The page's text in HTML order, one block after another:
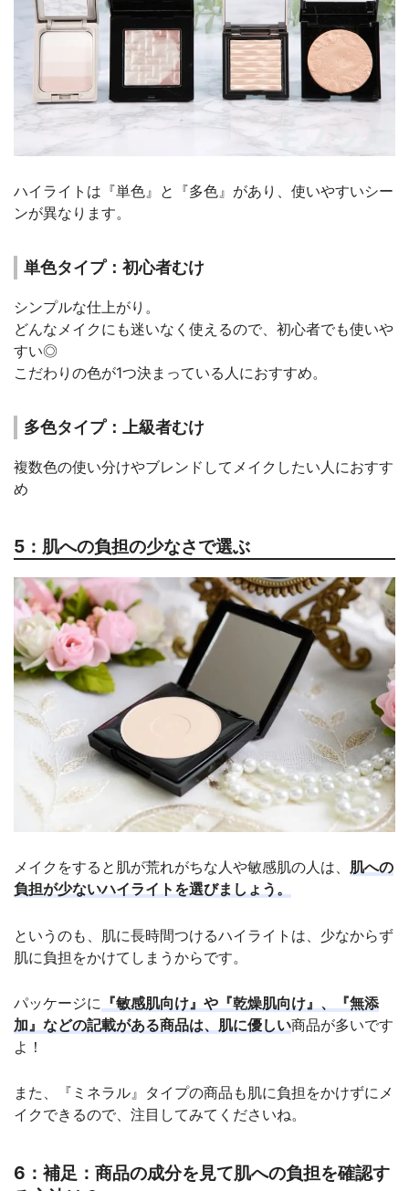
ハイライトは『単色』と『多色』があり、使いやすいシー
ンが異なります。
単色タイプ：初心者むけ
シンプルな仕上がり。
どんなメイクにも迷いなく使えるので、初心者でも使いや
すい◎
こだわりの色が1つ決まっている人におすすめ。
多色タイプ：上級者むけ
複数色の使い分けやブレンドしてメイクしたい人におすす
め
5：肌への負担の少なさで選ぶ
メイクをすると肌が荒れがちな人や敏感肌の人は、 肌への
負担が少ないハイライトを選びましょう。
というのも、肌に長時間つけるハイライトは、少なからず
肌に負担をかけてしまうからです。
パッケージに 『敏感肌向け』や『乾燥肌向け』、『無添
加』などの記載がある商品は、肌に優しい商品が多いです
よ！
また、『ミネラル』タイプの商品も肌に負担をかけずにメ
イクできるので、注目してみてくださいね。
6：補足：商品の成分を見て肌への負担を確認す